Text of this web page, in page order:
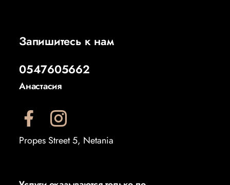
Запишитесь к нам
0547605662
Анастасия
Propes Street 5, Netania